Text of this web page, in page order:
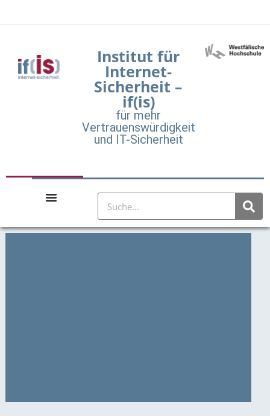
Institut für
Internet-
Sicherheit –
if(is)
für mehr
Vertrauenswürdigkeit
und IT-Sicherheit